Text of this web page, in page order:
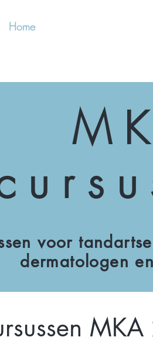
Home
voor
dermatologen